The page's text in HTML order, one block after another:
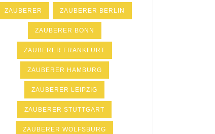
ZAUBERER ZAUBERER BERLIN
ZAUBERER BONN
ZAUBERER FRANKFURT
ZAUBERER HAMBURG
ZAUBERER LEIPZIG
ZAUBERER STUTTGART
ZAUBERER WOLFSBURG